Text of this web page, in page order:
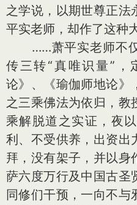
之学说，以期世尊正法
平实老师，却作了这种
……萧平实老师不仅
传三转“真唯识量”，
论》、《瑜伽师地论》
之三乘佛法为依归，教
乘解脱道之实证，夜
利、不受供养，出资出
拜，没有架子，并以身
萨六度万行及中国古圣
同修们干预，一向不与